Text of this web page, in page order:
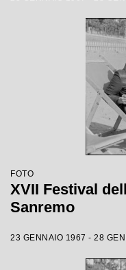
FOTO
XVII Festival
Sanremo
23 GENNAIO 1967 - 28